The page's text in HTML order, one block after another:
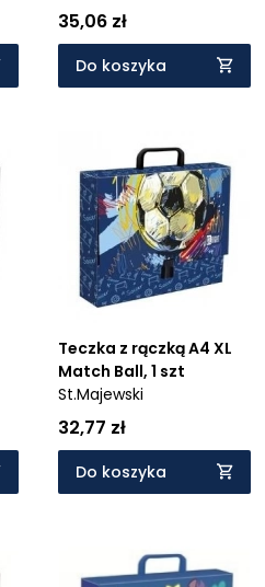
35,06 zł
Do koszyka
Teczka z rączką A4 XL
Match Ball, 1 szt
St.Majewski
32,77 zł
Do koszyka